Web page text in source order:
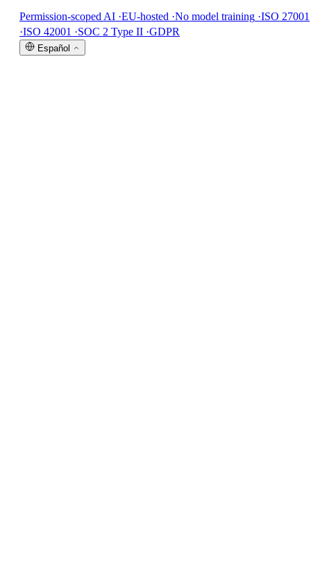
Permission-scoped AI ·EU-hosted ·No model training ·ISO 27001
·ISO 42001 ·SOC 2 Type II ·GDPR
Español